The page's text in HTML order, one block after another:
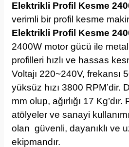
Elektrikli Profil Kesme
verimli bir profil kesme
Elektrikli Profil Kesme
2400W motor gücü ile
profilleri hızlı ve hassas
Voltajı 220~240V, frekansı
yüksüz hızı 3800 RPM’dir.
mm olup, ağırlığı 17 Kg’dır.
atölyeler ve sanayi
olan güvenli, dayanıklı ve
ekipmandır.